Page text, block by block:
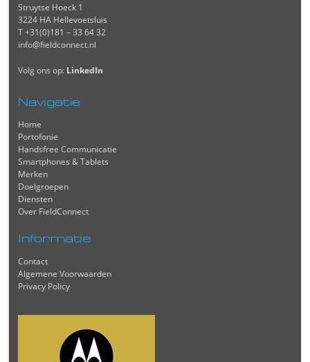
Struytse Hoeck 1
3224 HA Hellevoetsluis
T +31(0)181 – 33 64 32
info@fieldconnect.nl
Volg ons op: LinkedIn
Navigatie
Home
Portofonie
Handsfree Communicatie
Smartphones & Tablets
Merken
Doelgroepen
Diensten
Over FieldConnect
Informatie
Contact
Algemene Voorwaarden
Privacy Policy